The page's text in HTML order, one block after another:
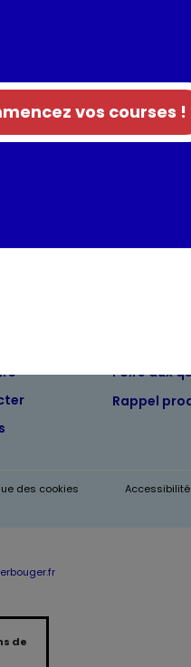
Foire aux
Rappel
des cookies Accessibilité
de
vos courses !